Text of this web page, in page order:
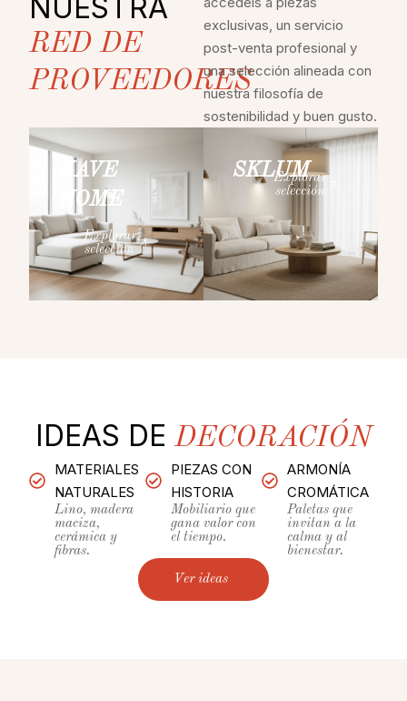
NUESTRA
RED DE
PROVEEDORES
exclusivas, un servicio
post-venta profesional y
una selección alineada con
nuestra filosofía de
sostenibilidad y buen gusto.
KAVE
HOME
Explorar
selección
SKLUM
Explorar
selección
IDEAS DE DECORACIÓN
MATERIALES
NATURALES
Lino, madera
maciza,
cerámica y
fibras.
PIEZAS CON
HISTORIA
Mobiliario que
gana valor con
el tiempo.
ARMONÍA
CROMÁTICA
Paletas que
invitan a la
calma y al
bienestar.
Ver ideas